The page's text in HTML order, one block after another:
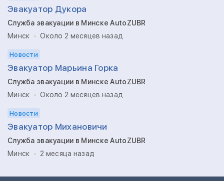
Эвакуатор Дукора
Служба эвакуации в Минске AutoZUBR
Минск
Около 2 месяцев назад
Новости
Эвакуатор Марьина Горка
Служба эвакуации в Минске AutoZUBR
Минск
Около 2 месяцев назад
Новости
Эвакуатор Михановичи
Служба эвакуации в Минске AutoZUBR
Минск
2 месяца назад